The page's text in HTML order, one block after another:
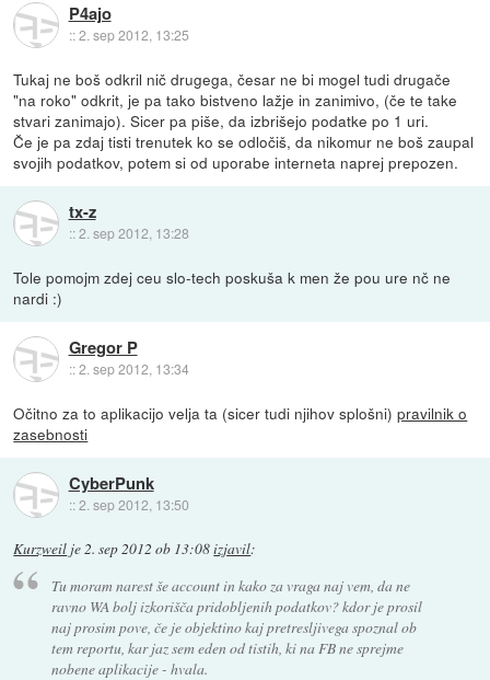
P4ajo
::2. sep 2012, 13:25
Tukaj ne boš odkril nič drugega, česar ne bi mogel tudi drugače
"na roko" odkrit, je pa tako bistveno lažje in zanimivo, (če te take
stvari zanimajo). Sicer pa piše, da izbrišejo podatke po 1 uri.
Če je pa zdaj tisti trenutek ko se odločiš, da nikomur ne boš zaupal
svojih podatkov, potem si od uporabe interneta naprej prepozen.
tx-z
::2. sep 2012, 13:28
Tole pomojm zdej ceu slo-tech poskuša k men že pou ure nč ne
nardi :)
Gregor P
::2. sep 2012, 13:34
Očitno za to aplikacijo velja ta (sicer tudi njihov splošni)pravilnik o
zasebnosti
CyberPunk
::2. sep 2012, 13:50
Kurzweil je2. sep 2012 ob 13:08izjavil:
Tu moram narest še account in kako za vraga naj vem, da ne
ravno WA bolj izkorišča pridobljenih podatkov? kdor je prosil
naj prosim pove, če je objektino kaj pretresljivega spoznal ob
tem reportu, kar jaz sem eden od tistih, ki na FB ne sprejme
nobene aplikacije - hvala.